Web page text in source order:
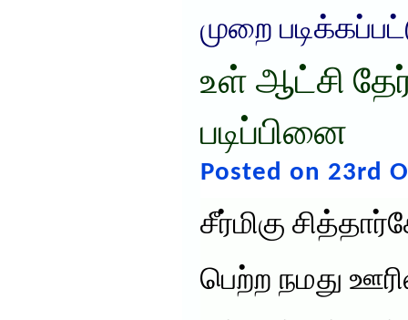
முறை
உள் ஆட்சி
படிப்பினை
Posted on 23rd
சீர்மிகு
பெற்ற நமது